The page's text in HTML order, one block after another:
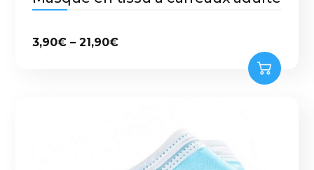
3,90€ –21,90€